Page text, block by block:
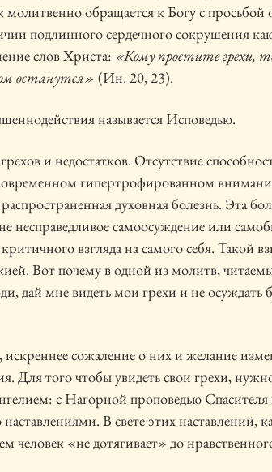
обращается к Богу с просьбой
подлинного сердечного сокрушения
слов Христа: «Кому простите грехи,
останутся» (Ин. 20, 23).
называется Исповедью.
и недостатков. Отсутствие
гипертрофированном
духовная болезнь. Эта
несправедливое самоосуждение или
взгляда на самого себя. Такой
Вот почему в одной из молитв,
дай мне видеть мои грехи и не осуждать
искреннее сожаление о них и желание
Для того чтобы увидеть свои грехи,
с Нагорной проповедью Спасителя
В свете этих наставлений,
человек «не дотягивает» до